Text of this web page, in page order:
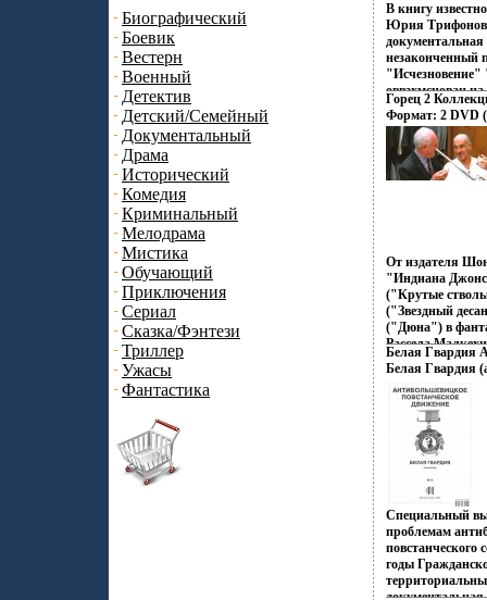
Биографический
Боевик
Вестерн
Военный
Детектив
Детский/Семейный
Документальный
Драма
Исторический
Комедия
Криминальный
Мелодрама
Мистика
Обучающий
Приключения
Сериал
Сказка/Фэнтези
Триллер
Ужасы
Фантастика
В книгу
Юрия
незаконченный
"Исчезновение"
оввзхмснован
материалах,
гражданской
вымышлены,
писателя
и роман
окончил
Горького В
"Студенты", за
удостоен
Среди наиболее
романы
Горец 2
Формат: 2 DVD
Дистрибьютор:
Субтитры:
дорожки:
Digital 5 1 инфо
От издателя
"Индиана
("Крутые
("Звездный
("Дюна") в
Рассела
Озоновый слой
нависает над
МакЛауду,
простого
происходящие
противник -
Бессмертный,
Рассел
Жан-Люк
Шон Коннери
гонорар 3,5 млн
сколько за
"Красным
Белая Гвардия
Белая Гвардия
Специальный
проблемам
повстанческого
годы